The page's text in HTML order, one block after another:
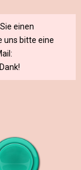
einen
uns bitte eine
. Dank!